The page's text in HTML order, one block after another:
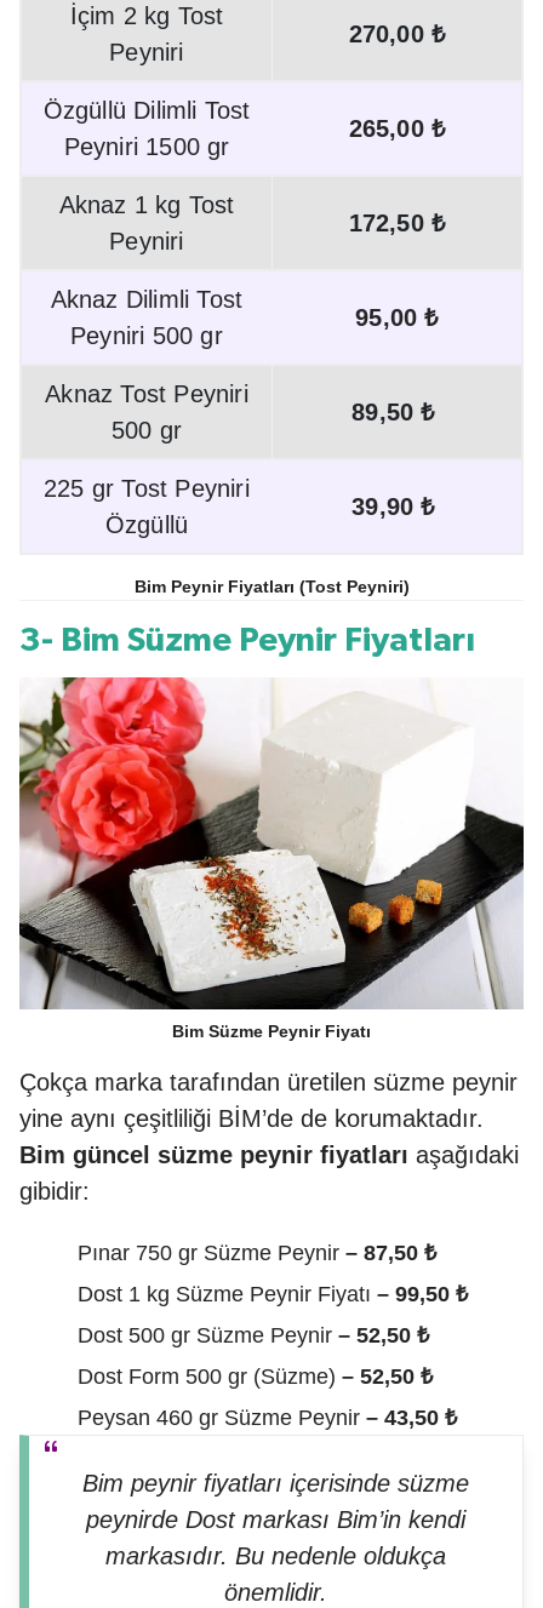
İçim 2 kg Tost
Peyniri
270,00 ₺
Özgüllü Dilimli Tost
Peyniri 1500 gr
265,00 ₺
Aknaz 1 kg Tost
Peyniri
172,50 ₺
Aknaz Dilimli Tost
Peyniri 500 gr
95,00 ₺
Aknaz Tost Peyniri
500 gr
89,50 ₺
225 gr Tost Peyniri
Özgüllü
39,90 ₺
Bim Peynir Fiyatları (Tost Peyniri)
3- Bim Süzme Peynir Fiyatları
Bim Süzme Peynir Fiyatı
Çokça marka tarafından üretilen süzme peynir
yine aynı çeşitliliği BİM’de de korumaktadır.
Bim güncel süzme peynir fiyatları aşağıdaki
gibidir:
Pınar 750 gr Süzme Peynir – 87,50 ₺
Dost 1 kg Süzme Peynir Fiyatı – 99,50 ₺
Dost 500 gr Süzme Peynir – 52,50 ₺
Dost Form 500 gr (Süzme) – 52,50 ₺
Peysan 460 gr Süzme Peynir – 43,50 ₺
Bim peynir fiyatları içerisinde süzme
peynirde Dost markası Bim’in kendi
markasıdır. Bu nedenle oldukça
önemlidir.